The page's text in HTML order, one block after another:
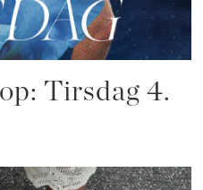
Tirsdag 4.